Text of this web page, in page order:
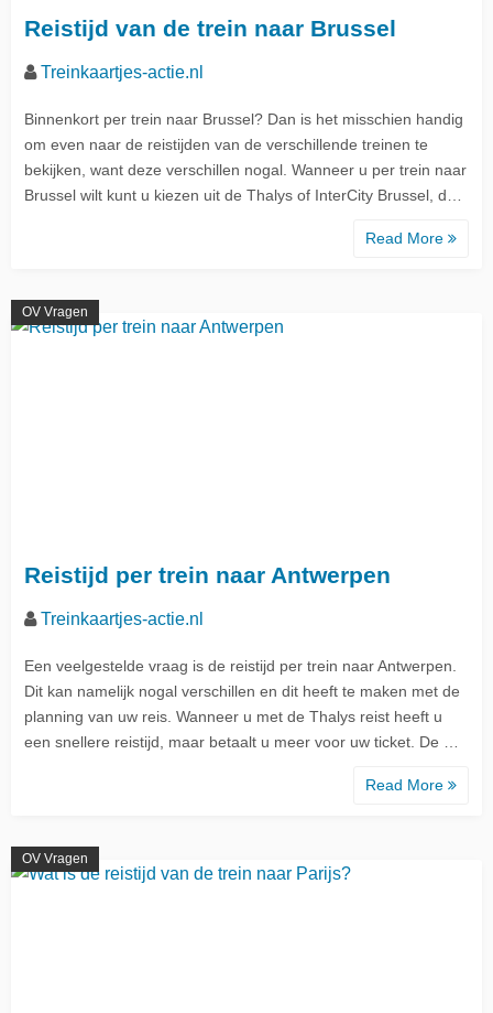
Reistijd van de trein naar Brussel
Treinkaartjes-actie.nl
Binnenkort per trein naar Brussel? Dan is het misschien handig
om even naar de reistijden van de verschillende treinen te
bekijken, want deze verschillen nogal. Wanneer u per trein naar
Brussel wilt kunt u kiezen uit de Thalys of InterCity Brussel, d…
Read More
OV Vragen
Reistijd per trein naar Antwerpen
Treinkaartjes-actie.nl
Een veelgestelde vraag is de reistijd per trein naar Antwerpen.
Dit kan namelijk nogal verschillen en dit heeft te maken met de
planning van uw reis. Wanneer u met de Thalys reist heeft u
een snellere reistijd, maar betaalt u meer voor uw ticket. De …
Read More
OV Vragen